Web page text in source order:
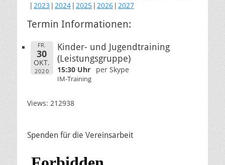
2023 2024 2025 2026 2027
Termin Informationen:
FR.
30
OKT.
2020
Kinder- und Jugendtraining
(Leistungsgruppe)
15:30 Uhr per Skype
IM-Training
Views: 212938
Spenden für die Vereinsarbeit